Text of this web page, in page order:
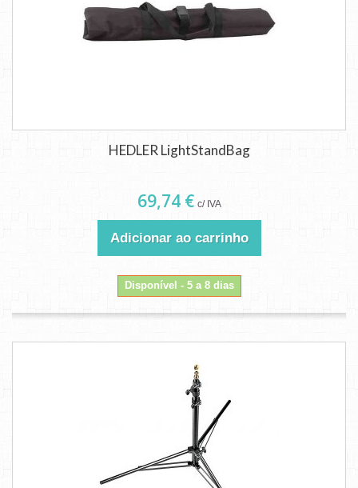
HEDLER LightStandBag
69,74 € c/ IVA
Adicionar ao carrinho
Disponível - 5 a 8 dias